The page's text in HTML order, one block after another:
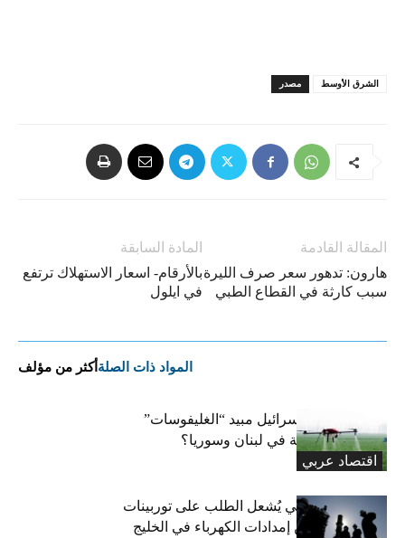
مصدر الشرق الأوسط
المادة السابقة
بالأرقام- اسعار الاستهلاك ترتفع
في ايلول
المقالة القادمة
هارون: تدهور سعر صرف الليرة
سبب كارثة في القطاع الطبي
المواد ذات الصلة أكثر من مؤلف
اقتصاد عربي
هل استخدمت إسرائيل مبيد “الغليفوسات”
للإضرار بالزراعة في لبنان وسوريا؟
صراع جيوسياسي يُشعل الطلب على توربينات
الغاز لتعزيز أمن إمدادات الكهرباء في الخليج